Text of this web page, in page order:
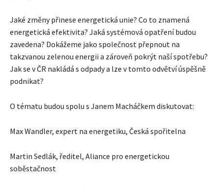
Jaké změny přinese energetická unie? Co to znamená
energetická efektivita? Jaká systémová opatření budou
zavedena? Dokážeme jako společnost přepnout na
takzvanou zelenou energii a zároveň pokrýt naší spotřebu?
Jak se v ČR nakládá s odpady a lze v tomto odvětví úspěšně
podnikat?
O tématu budou spolu s Janem Macháčkem diskutovat:
Max Wandler, expert na energetiku, Česká spořitelna
Martin Sedlák, ředitel, Aliance pro energetickou
soběstačnost